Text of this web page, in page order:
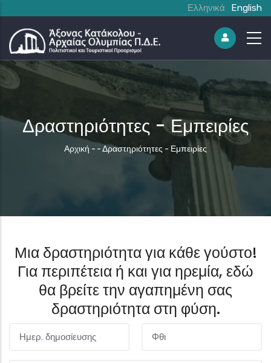
Ελληνικά English
Δραστηριότητες - Εμπειρίες
Breadcrumb
Αρχική - -Δραστηριότητες - Εμπειρίες
Μια δραστηριότητα για κάθε γούστο!
Για περιπέτεια ή και για ηρεμία, εδώ
θα βρείτε την αγαπημένη σας
δραστηριότητα στη φύση.